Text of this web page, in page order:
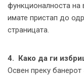
функционалноста
имате пристап до
страницата.
4. Како да ги
Освен преку